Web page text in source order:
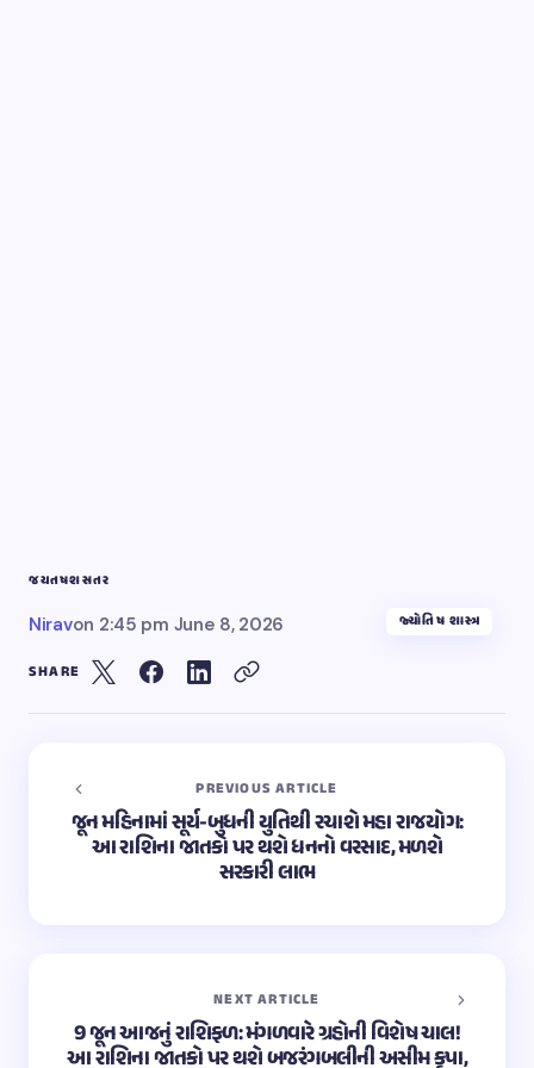
જયતષશસતર
Niravon 2:45 pm June 8, 2026 જ્યોતિષ શાસ્ત્ર
SHARE
PREVIOUS ARTICLE
જૂન મહિનામાં સૂર્ય-બુધની યુતિથી રચાશે મહા રાજયોગ:
આ રાશિના જાતકો પર થશે ધનનો વરસાદ, મળશે
સરકારી લાભ
NEXT ARTICLE
9 જૂન આજનું રાશિફળ: મંગળવારે ગ્રહોની વિશેષ ચાલ!
આ રાશિના જાતકો પર થશે બજરંગબલીની અસીમ કૃપા,